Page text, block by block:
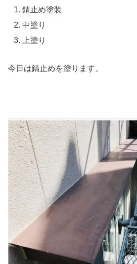
錆止め塗装
中塗り
上塗り
今日は錆止めを塗ります。